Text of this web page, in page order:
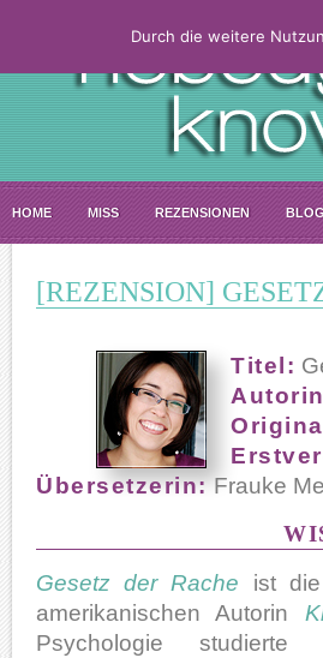
HOME MISS REZENSIONEN
[REZENSION]
Titel:
Übersetzerin:Frauke
Gesetz der Rache ist
amerikanischen Autorin
Psychologie
Durch die weitere